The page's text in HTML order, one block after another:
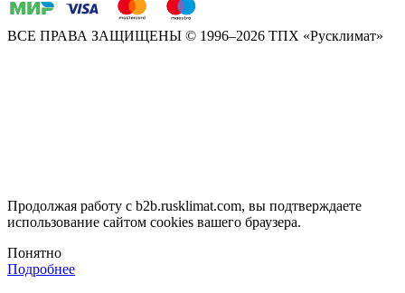
ВСЕ ПРАВА ЗАЩИЩЕНЫ © 1996–2026 ТПХ «Русклимат»
Продолжая работу с b2b.rusklimat.com, вы подтверждаете
использование сайтом cookies вашего браузера.
Понятно
Подробнее